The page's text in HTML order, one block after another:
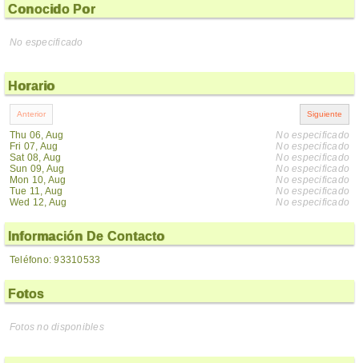
Conocido Por
No especificado
Horario
Thu 06, Aug
Fri 07, Aug
Sat 08, Aug
Sun 09, Aug
Mon 10, Aug
Tue 11, Aug
Wed 12, Aug
No especificado
No especificado
No especificado
No especificado
No especificado
No especificado
No especificado
Información De Contacto
Teléfono: 93310533
Fotos
Fotos no disponibles